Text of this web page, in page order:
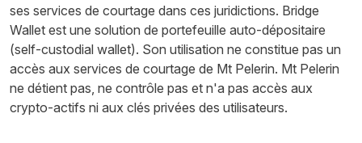
ses services de courtage dans ces juridictions. Bridge
Wallet est une solution de portefeuille auto-dépositaire
(self-custodial wallet). Son utilisation ne constitue pas un
accès aux services de courtage de Mt Pelerin. Mt Pelerin
ne détient pas, ne contrôle pas et n'a pas accès aux
crypto-actifs ni aux clés privées des utilisateurs.